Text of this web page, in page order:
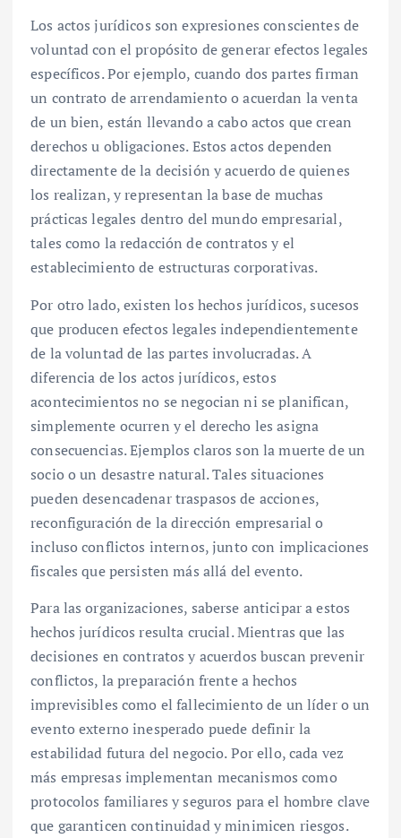
Los actos jurídicos son expresiones conscientes de
voluntad con el propósito de generar efectos legales
específicos. Por ejemplo, cuando dos partes firman
un contrato de arrendamiento o acuerdan la venta
de un bien, están llevando a cabo actos que crean
derechos u obligaciones. Estos actos dependen
directamente de la decisión y acuerdo de quienes
los realizan, y representan la base de muchas
prácticas legales dentro del mundo empresarial,
tales como la redacción de contratos y el
establecimiento de estructuras corporativas.
Por otro lado, existen los hechos jurídicos, sucesos
que producen efectos legales independientemente
de la voluntad de las partes involucradas. A
diferencia de los actos jurídicos, estos
acontecimientos no se negocian ni se planifican,
simplemente ocurren y el derecho les asigna
consecuencias. Ejemplos claros son la muerte de un
socio o un desastre natural. Tales situaciones
pueden desencadenar traspasos de acciones,
reconfiguración de la dirección empresarial o
incluso conflictos internos, junto con implicaciones
fiscales que persisten más allá del evento.
Para las organizaciones, saberse anticipar a estos
hechos jurídicos resulta crucial. Mientras que las
decisiones en contratos y acuerdos buscan prevenir
conflictos, la preparación frente a hechos
imprevisibles como el fallecimiento de un líder o un
evento externo inesperado puede definir la
estabilidad futura del negocio. Por ello, cada vez
más empresas implementan mecanismos como
protocolos familiares y seguros para el hombre clave
que garanticen continuidad y minimicen riesgos.